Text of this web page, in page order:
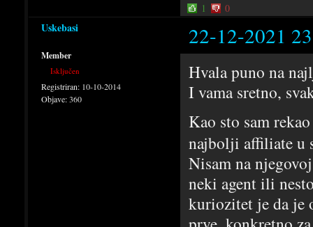
1 0
Uskebasi 22-12-2021
Member
Isključen
Registriran: 10-10-2014
Objave:360
Hvala puno na
I vama sretno,
Kao sto sam
najbolji affiliate
Nisam na
neki agent ili
kuriozitet je da je